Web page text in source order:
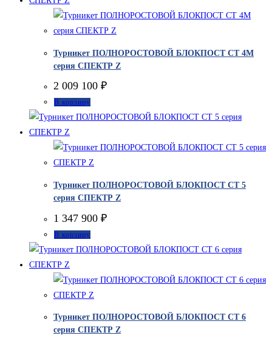
Турникет ПОЛНОРОСТОВОЙ БЛОКПОСТ СТ 4М
серия СПЕКТР Z
2 009 100 ₽
В корзину
Турникет ПОЛНОРОСТОВОЙ БЛОКПОСТ СТ 5
серия СПЕКТР Z
1 347 900 ₽
В корзину
Турникет ПОЛНОРОСТОВОЙ БЛОКПОСТ СТ 6
серия СПЕКТР Z